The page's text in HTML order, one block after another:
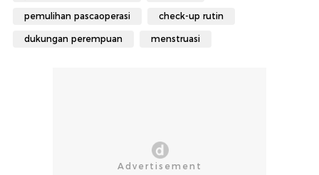
pemulihan pascaoperasi check-up rutin
dukungan perempuan menstruasi